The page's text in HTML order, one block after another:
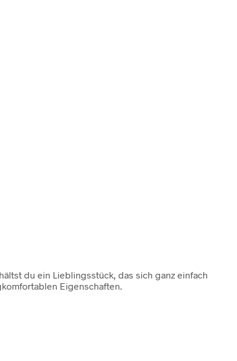
du ein Lieblingsstück, das sich ganz einfach
Eigenschaften.